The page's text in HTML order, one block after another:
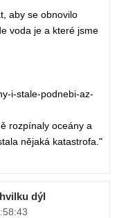
aby se obnovilo
voda je a které jsme
i-stale-podnebi-az-
rozpínaly oceány a
nějaká katastrofa."
dýl